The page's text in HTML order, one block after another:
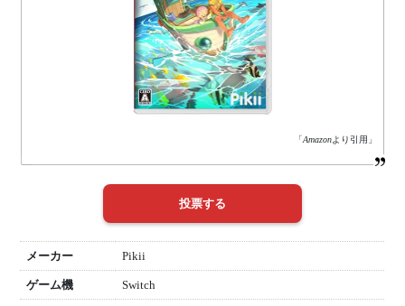
「Amazonより引用」
メーカー Pikii
ゲーム機 Switch